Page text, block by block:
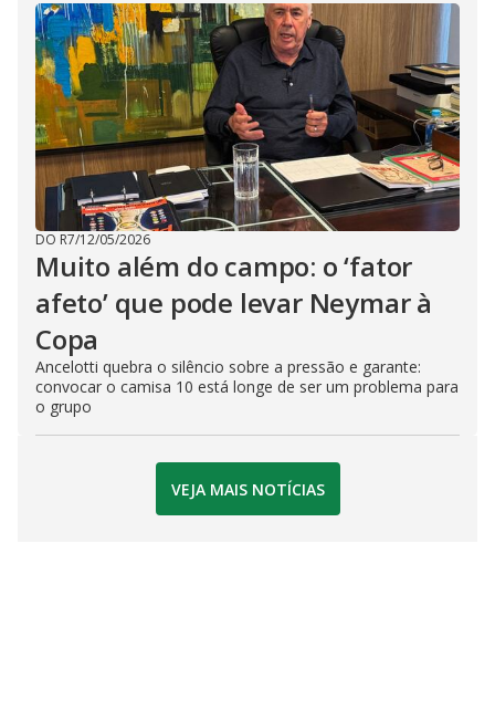
DO R7/12/05/2026
Muito além do campo: o ‘fator
afeto’ que pode levar Neymar à
Copa
Ancelotti quebra o silêncio sobre a pressão e garante:
convocar o camisa 10 está longe de ser um problema para
o grupo
VEJA MAIS NOTÍCIAS